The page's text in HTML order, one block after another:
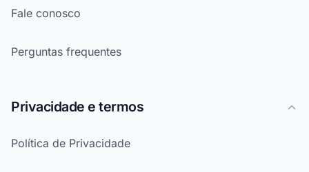
Fale conosco
Perguntas frequentes
Privacidade e termos
Política de Privacidade